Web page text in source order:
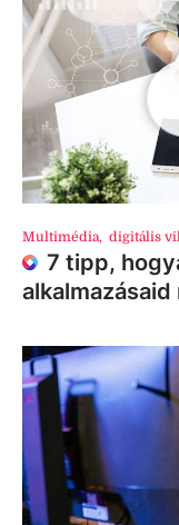
Multimédia, digitális
7 tipp,